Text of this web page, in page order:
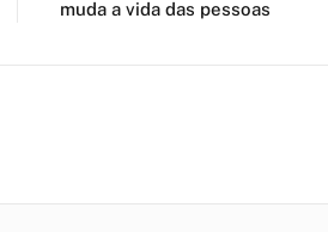
muda a vida das pessoas